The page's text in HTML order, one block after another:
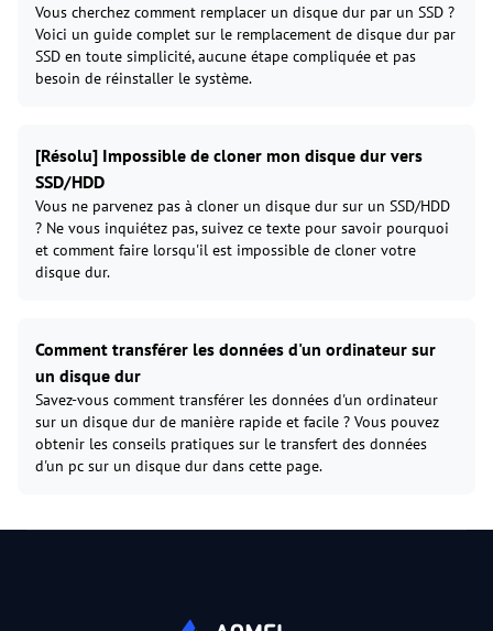
Vous cherchez comment remplacer un disque dur par un SSD ?
Voici un guide complet sur le remplacement de disque dur par
SSD en toute simplicité, aucune étape compliquée et pas
besoin de réinstaller le système.
[Résolu] Impossible de cloner mon disque dur vers
SSD/HDD
Vous ne parvenez pas à cloner un disque dur sur un SSD/HDD
? Ne vous inquiétez pas, suivez ce texte pour savoir pourquoi
et comment faire lorsqu'il est impossible de cloner votre
disque dur.
Comment transférer les données d'un ordinateur sur
un disque dur
Savez-vous comment transférer les données d'un ordinateur
sur un disque dur de manière rapide et facile ? Vous pouvez
obtenir les conseils pratiques sur le transfert des données
d'un pc sur un disque dur dans cette page.